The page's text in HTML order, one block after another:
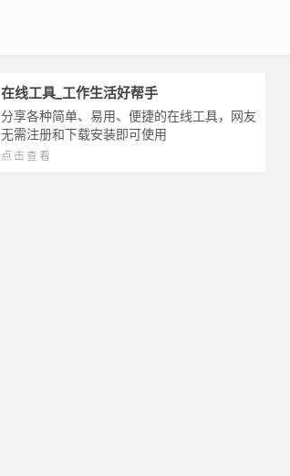
在线工具_工作生活好帮手
分享各种简单、易用、便捷的在线工具，网友
无需注册和下载安装即可使用
点击查看